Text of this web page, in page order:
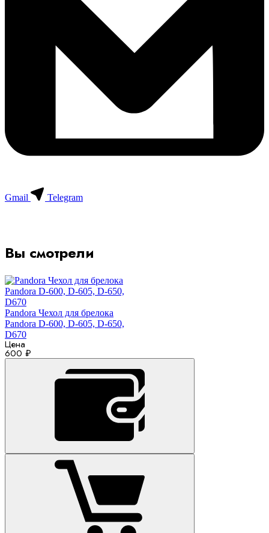
Gmail Telegram
Вы смотрели
Pandora Чехол для брелока
Pandora D-600, D-605, D-650,
D670
Цена
600 ₽